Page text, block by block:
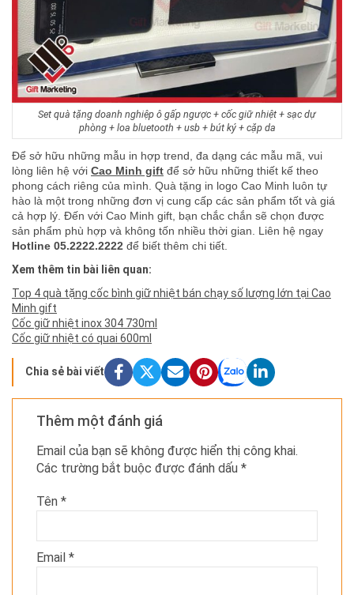
Set quà tặng doanh nghiệp ô gấp ngược + cốc giữ nhiệt + sạc dự
phòng + loa bluetooth + usb + bút ký + cặp da
Để sở hữu những mẫu in hợp trend, đa dạng các mẫu mã, vui
lòng liên hệ với Cao Minh gift để sở hữu những thiết kế theo
phong cách riêng của mình. Quà tặng in logo Cao Minh luôn tự
hào là một trong những đơn vị cung cấp các sản phẩm tốt và giá
cả hợp lý. Đến với Cao Minh gift, bạn chắc chắn sẽ chọn được
sản phẩm phù hợp và không tốn nhiều thời gian. Liên hệ ngay
Hotline 05.2222.2222 để biết thêm chi tiết.
Xem thêm tin bài liên quan:
Top 4 quà tặng cốc bình giữ nhiệt bán chạy số lượng lớn tại Cao
Minh gift
Cốc giữ nhiệt inox 304 730ml
Cốc giữ nhiệt có quai 600ml
Chia sẻ bài viết
Thêm một đánh giá
Email của bạn sẽ không được hiển thị công khai.
Các trường bắt buộc được đánh dấu *
Tên *
Email *